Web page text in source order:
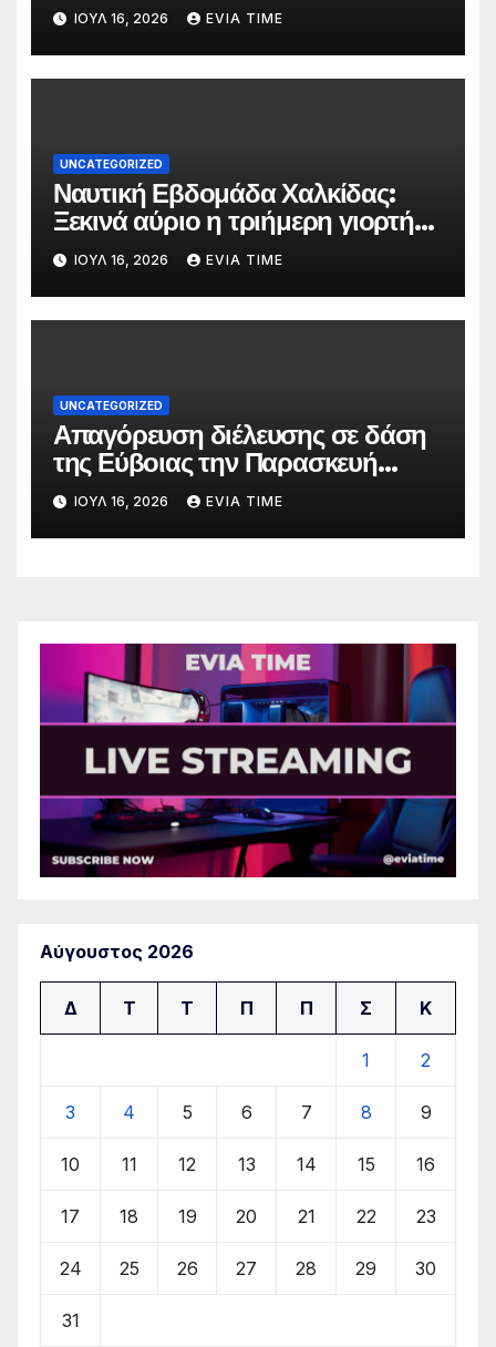
ΙΟΎΛ 16, 2026 EVIA TIME
UNCATEGORIZED
Ναυτική Εβδομάδα Χαλκίδας:
Ξεκινά αύριο η τριήμερη γιορτή
στο όνομα της Αγίας Παρασκευής
ΙΟΎΛ 16, 2026 EVIA TIME
UNCATEGORIZED
Απαγόρευση διέλευσης σε δάση
της Εύβοιας την Παρασκευή
λόγω πολύ υψηλού κινδύνου
πυρκαγιάς
ΙΟΎΛ 16, 2026 EVIA TIME
Αύγουστος 2026
Δ Τ Τ Π Π Σ Κ
1 2
3 4 5 6 7 8 9
10 11 12 13 14 15 16
17 18 19 20 21 22 23
24 25 26 27 28 29 30
31